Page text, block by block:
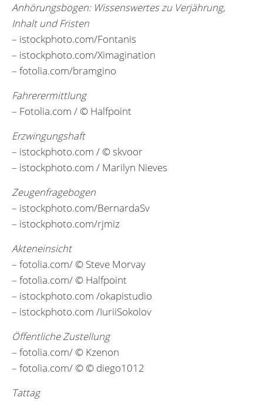
Anhörungsbogen: Wissenswertes zu Verjährung,
Inhalt und Fristen
– istockphoto.com/Fontanis
– istockphoto.com/Ximagination
– fotolia.com/bramgino
Fahrerermittlung
– Fotolia.com / © Halfpoint
Erzwingungshaft
– istockphoto.com / © skvoor
– istockphoto.com / Marilyn Nieves
Zeugenfragebogen
– istockphoto.com/BernardaSv
– istockphoto.com/rjmiz
Akteneinsicht
– fotolia.com/ © Steve Morvay
– fotolia.com/ © Halfpoint
– istockphoto.com /okapistudio
– istockphoto.com /IuriiSokolov
Öffentliche Zustellung
– fotolia.com/ © Kzenon
– fotolia.com/ © © diego1012
Tattag